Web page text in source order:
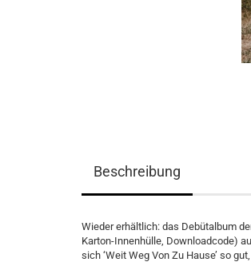
Beschreibung
Wieder erhältlich: das Debütalbum
Karton-Innenhülle, Downloadcode)
sich ‘Weit Weg Von Zu Hause’ so